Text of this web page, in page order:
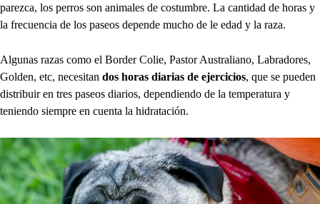
parezca, los perros son animales de costumbre. La cantidad de horas y
la frecuencia de los paseos depende mucho de le edad y la raza.
Algunas razas como el Border Colie, Pastor Australiano, Labradores,
Golden, etc, necesitan dos horas diarias de ejercicios, que se pueden
distribuir en tres paseos diarios, dependiendo de la temperatura y
teniendo siempre en cuenta la hidratación.